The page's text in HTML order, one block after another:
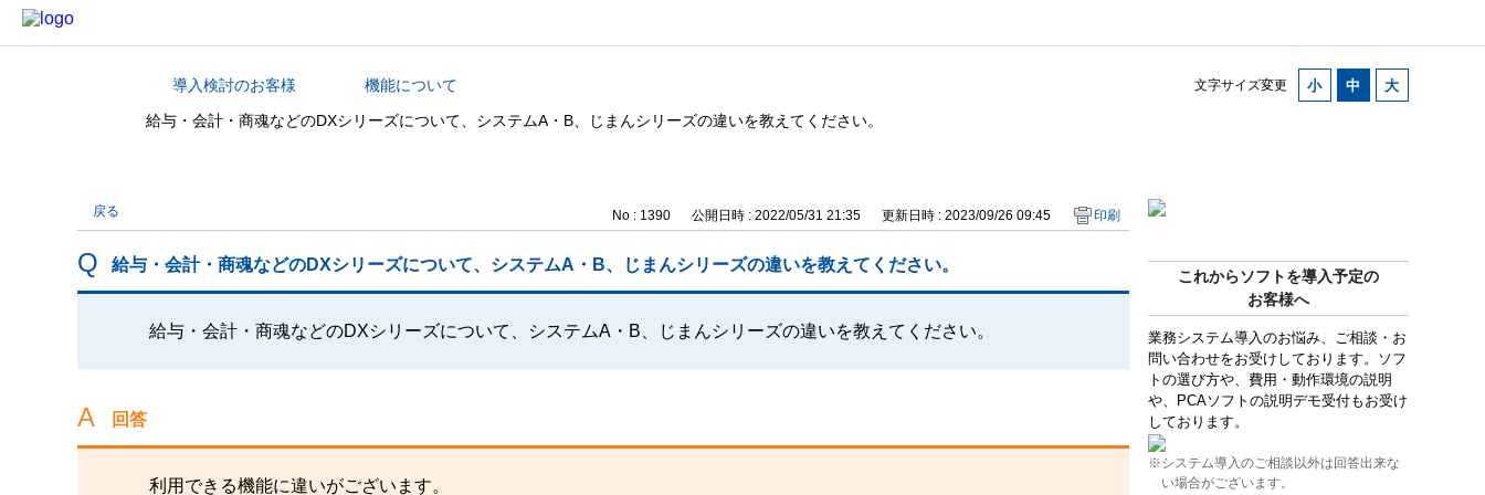
文字サイズ変更
カテゴリから探す導入検討のお客様
機能について
給与・会計・商魂などのDXシリーズについて、システムA・B、じまんシリーズの違いを教えてください。
これからソフトを導入予定の
お客様へ
業務システム導入のお悩み、ご相談・お
問い合わせをお受けしております。ソフ
トの選び方や、費用・動作環境の説明
や、PCAソフトの説明デモ受付もお受け
しております。
※システム導入のご相談以外は回答出来な
い場合がございます。
戻る No : 1390 公開日時 : 2022/05/31 21:35 更新日時 : 2023/09/26 09:45 印刷
給与・会計・商魂などのDXシリーズについて、システムA・B、じまんシリーズの違いを教えてください。
給与・会計・商魂などのDXシリーズについて、システムA・B、じまんシリーズの違いを教えてください。
回答
利用できる機能に違いがございます。